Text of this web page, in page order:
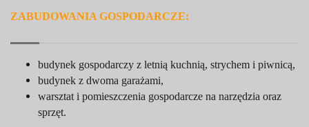
ZABUDOWANIA GOSPODARCZE:
budynek gospodarczy z letnią kuchnią, strychem i piwnicą,
budynek z dwoma garażami,
warsztat i pomieszczenia gospodarcze na narzędzia oraz
sprzęt.